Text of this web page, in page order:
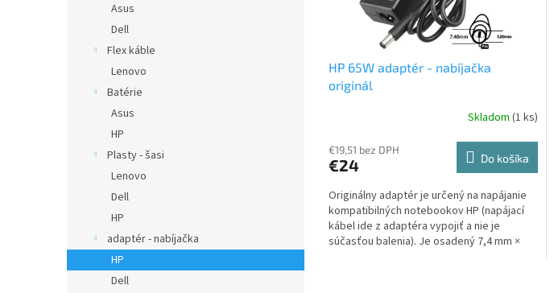
Asus
Dell
Flex káble
Lenovo
Batérie
Asus
HP
Plasty - šasi
Lenovo
Dell
HP
adaptér - nabíjačka
HP
Dell
HP 65W adaptér - nabíjačka
originál
Skladom (1 ks)
€19,51 bez DPH
€24 Do košíka
Originálny adaptér je určený na napájanie
kompatibilných notebookov HP (napájací
kábel ide z adaptéra vypojiť a nie je
súčasťou balenia). Je osadený 7,4 mm ×